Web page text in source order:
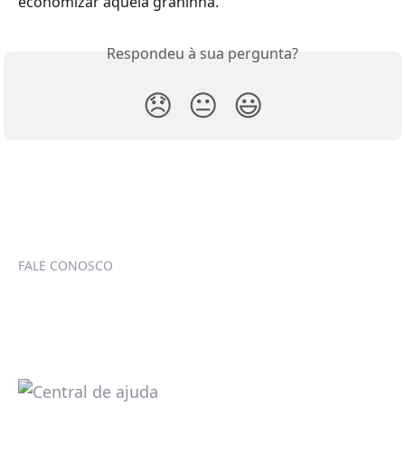
Respondeu à sua pergunta?
😞 😐 😃
FALE CONOSCO